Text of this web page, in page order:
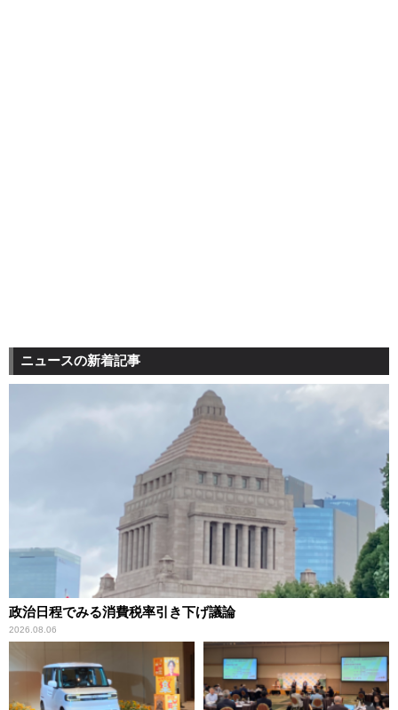
ニュースの新着記事
政治日程でみる消費税率引き下げ議論
2026.08.06